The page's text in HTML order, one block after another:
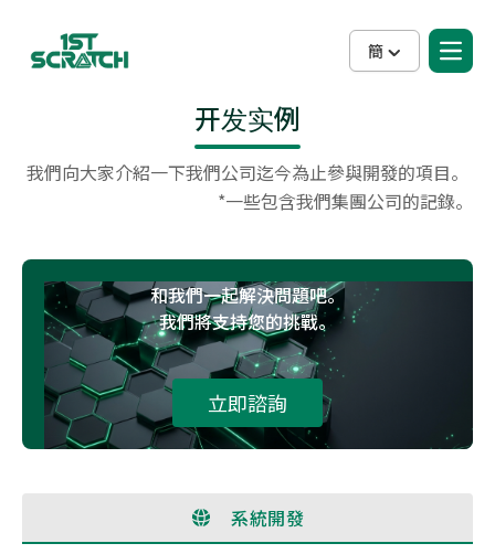
簡
开发实例
我們向大家介紹一下我們公司迄今為止參與開發的項目。
*一些包含我們集團公司的記錄。
和我們一起解決問題吧。
我們將支持您的挑戰。
立即諮詢
系統開發